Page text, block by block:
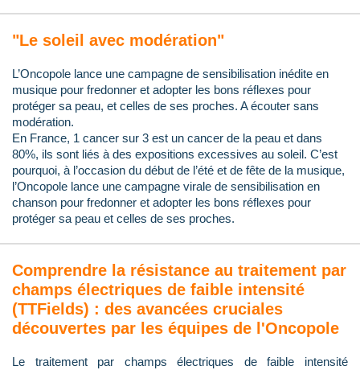
"Le soleil avec modération"
L’Oncopole lance une campagne de sensibilisation inédite en
musique pour fredonner et adopter les bons réflexes pour
protéger sa peau, et celles de ses proches. A écouter sans
modération.
En France, 1 cancer sur 3 est un cancer de la peau et dans
80%, ils sont liés à des expositions excessives au soleil. C’est
pourquoi, à l’occasion du début de l’été et de fête de la musique,
l’Oncopole lance une campagne virale de sensibilisation en
chanson pour fredonner et adopter les bons réflexes pour
protéger sa peau et celles de ses proches.
Comprendre la résistance au traitement par
champs électriques de faible intensité
(TTFields) : des avancées cruciales
découvertes par les équipes de l'Oncopole
Le traitement par champs électriques de faible intensité